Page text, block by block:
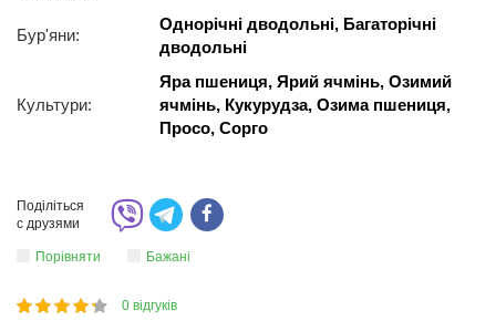
Бур'яни:
Однорічні дводольні, Багаторічні
дводольні
Культури:
Яра пшениця, Ярий ячмінь, Озимий
ячмінь, Кукурудза, Озима пшениця,
Просо, Сорго
Поділіться
с друзями
Порівняти Бажані
84
1
2
3
4
5 0 відгуків